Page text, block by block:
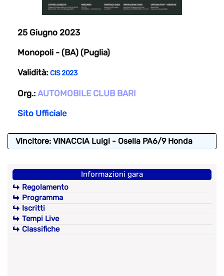
25 Giugno 2023
Monopoli - (BA) (Puglia)
Validità: CIS 2023
Org.: AUTOMOBILE CLUB BARI
Sito Ufficiale
Vincitore: VINACCIA Luigi - Osella PA6/9 Honda
Informazioni gara
Regolamento
Programma
Iscritti
Tempi Live
Classifiche